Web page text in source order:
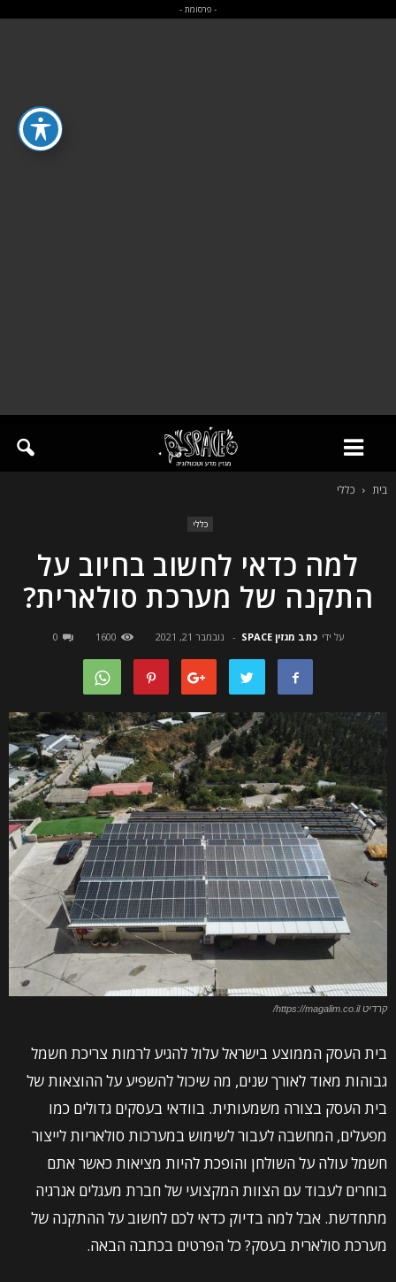
- פרסומת -
בית כללי
כללי
למה כדאי לחשוב בחיוב על
התקנה של מערכת סולארית?
על ידי כתב מגזין SPACE - נובמבר 21, 2021 1600
0
קרדיט https://magalim.co.il/
בית העסק הממוצע בישראל עלול להגיע לרמות צריכת חשמל
גבוהות מאוד לאורך שנים, מה שיכול להשפיע על ההוצאות של
בית העסק בצורה משמעותית. בוודאי בעסקים גדולים כמו
מפעלים, המחשבה לעבור לשימוש במערכות סולאריות לייצור
חשמל עולה על השולחן והופכת להיות מציאות כאשר אתם
בוחרים לעבוד עם הצוות המקצועי של חברת מעגלים אנרגיה
מתחדשת. אבל למה בדיוק כדאי לכם לחשוב על ההתקנה של
מערכת סולארית בעסק? כל הפרטים בכתבה הבאה.